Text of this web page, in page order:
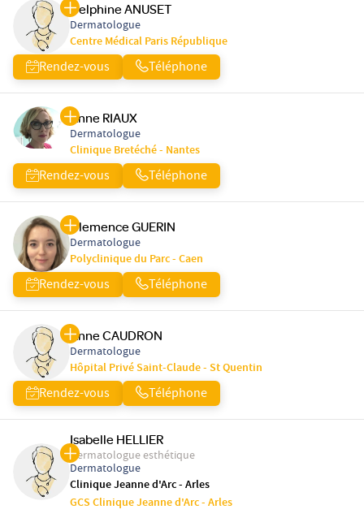
Delphine ANUSET
Dermatologue
Centre Médical Paris République
Rendez-vous Téléphone
Anne RIAUX
Dermatologue
Clinique Bretéché - Nantes
Rendez-vous Téléphone
Clemence GUERIN
Dermatologue
Polyclinique du Parc - Caen
Rendez-vous Téléphone
Anne CAUDRON
Dermatologue
Hôpital Privé Saint-Claude - St Quentin
Rendez-vous Téléphone
Isabelle HELLIER
Dermatologue esthétique
Dermatologue
Clinique Jeanne d'Arc - Arles
GCS Clinique Jeanne d'Arc - Arles